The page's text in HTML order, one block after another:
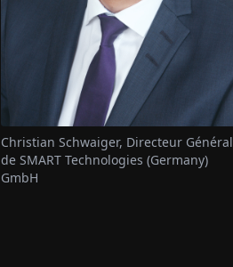
Christian Schwaiger, Directeur Général
de SMART Technologies (Germany)
GmbH